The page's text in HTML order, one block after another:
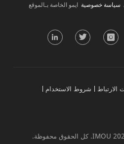
سياسة خصوصيةايمو الخاصة بـالموقع
شروط الاستخدام